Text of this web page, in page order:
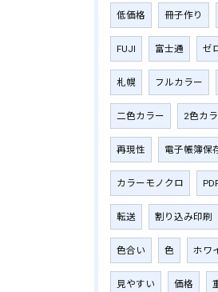
低価格 冊子作り
FUJI 富士通 ゼ
札幌 フルカラー
二色カラー 2色カ
再現性 電子帳簿保
カラーモノクロ
転送 割り込み印刷
色合い 色 ホワ
見やすい 価格